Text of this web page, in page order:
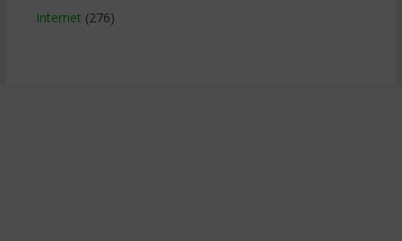
Internet (276)